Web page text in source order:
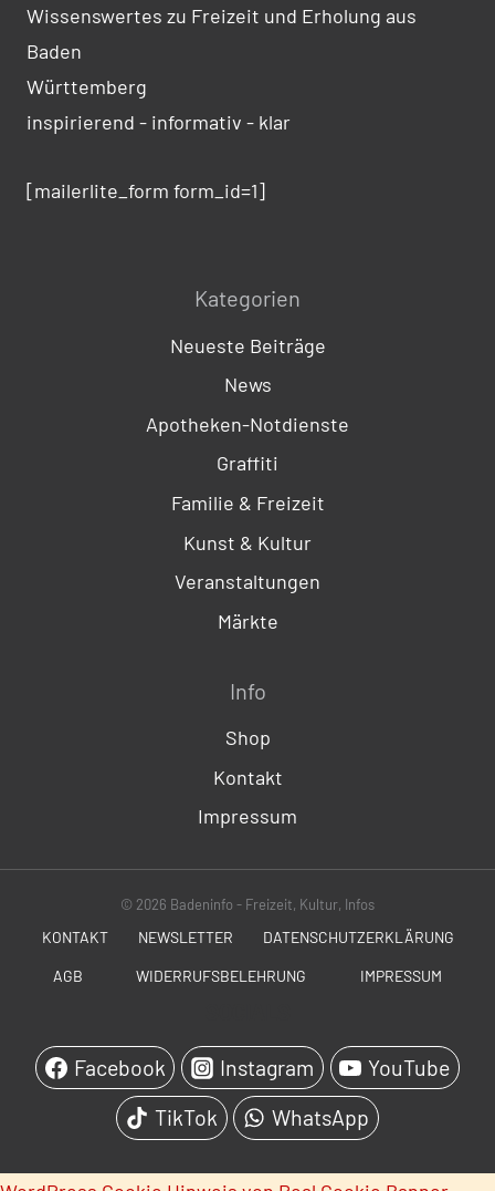
Wissenswertes zu Freizeit und Erholung aus
Baden
Württemberg
inspirierend - informativ - klar
[mailerlite_form form_id=1]
Kategorien
Neueste Beiträge
News
Apotheken-Notdienste
Graffiti
Familie & Freizeit
Kunst & Kultur
Veranstaltungen
Märkte
Info
Shop
Kontakt
Impressum
© 2026 Badeninfo - Freizeit, Kultur, Infos
KONTAKT NEWSLETTER DATENSCHUTZERKLÄRUNG
AGB WIDERRUFSBELEHRUNG IMPRESSUM
Facebook Instagram
YouTube
TikTok
WhatsApp